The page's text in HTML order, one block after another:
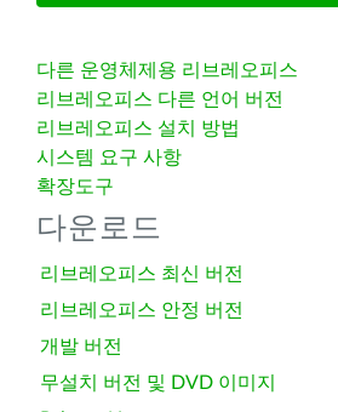
다른 운영체제용 리브레오피스
리브레오피스 다른 언어 버전
리브레오피스 설치 방법
시스템 요구 사항
확장도구
다운로드
리브레오피스 최신 버전
리브레오피스 안정 버전
개발 버전
무설치 버전 및 DVD 이미지